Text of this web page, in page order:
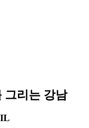
그리는 강남